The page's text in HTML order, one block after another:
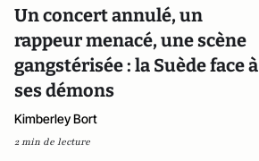
Un concert annulé, un
rappeur menacé, une scène
gangstérisée : la Suède face à
ses démons
Kimberley Bort
2 min de lecture